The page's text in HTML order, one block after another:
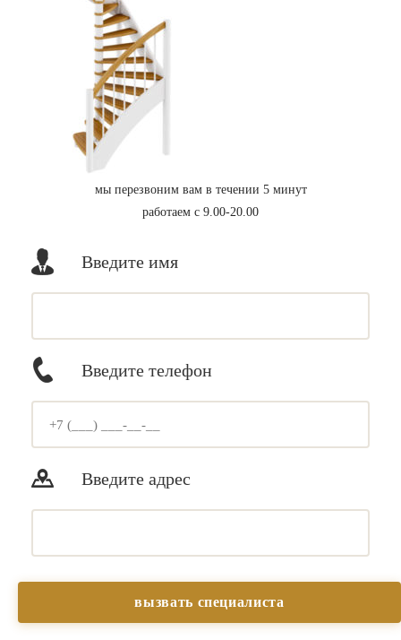
мы перезвоним вам в течении 5 минут
работаем с 9.00-20.00
Введите имя
Введите телефон
Введите адрес